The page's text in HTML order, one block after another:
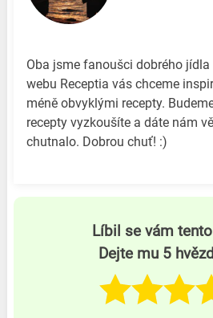
Oba jsme fanoušci dobrého
webu Receptia vás chceme
méně obvyklými recepty.
recepty vyzkoušíte a dáte nám
chutnalo. Dobrou chuť! :)
Líbil se vám
Dejte mu 5